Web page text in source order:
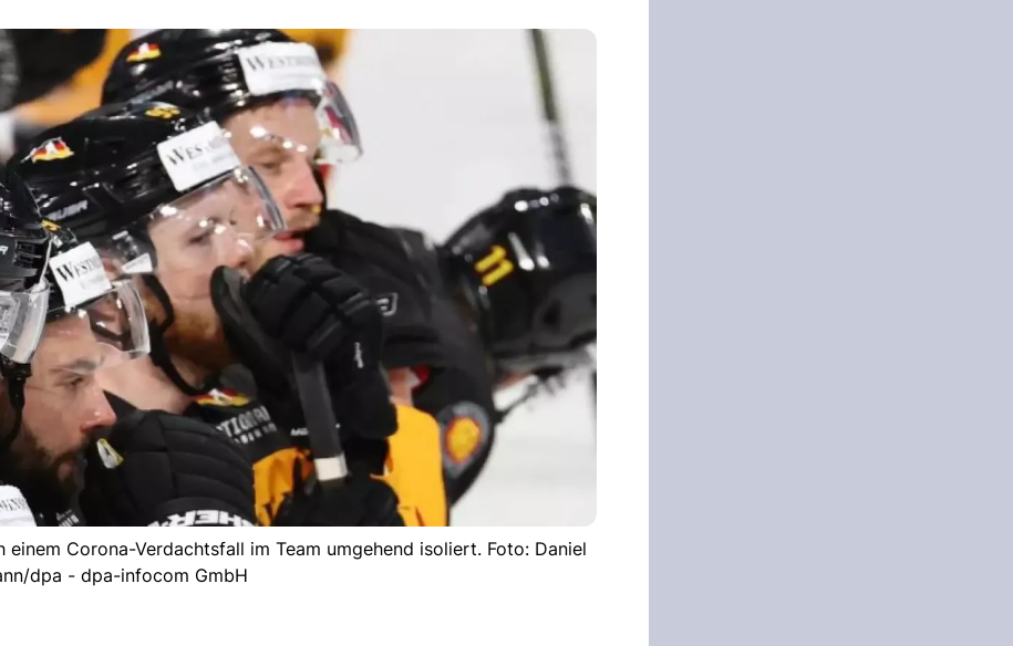
Corona-Verdachtsfall im Team umgehend isoliert. Foto: Daniel
dpa - dpa-infocom GmbH